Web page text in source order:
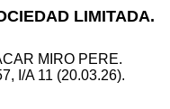
LIMITADA.
MIRO PERE.
I/A 11 (20.03.26).